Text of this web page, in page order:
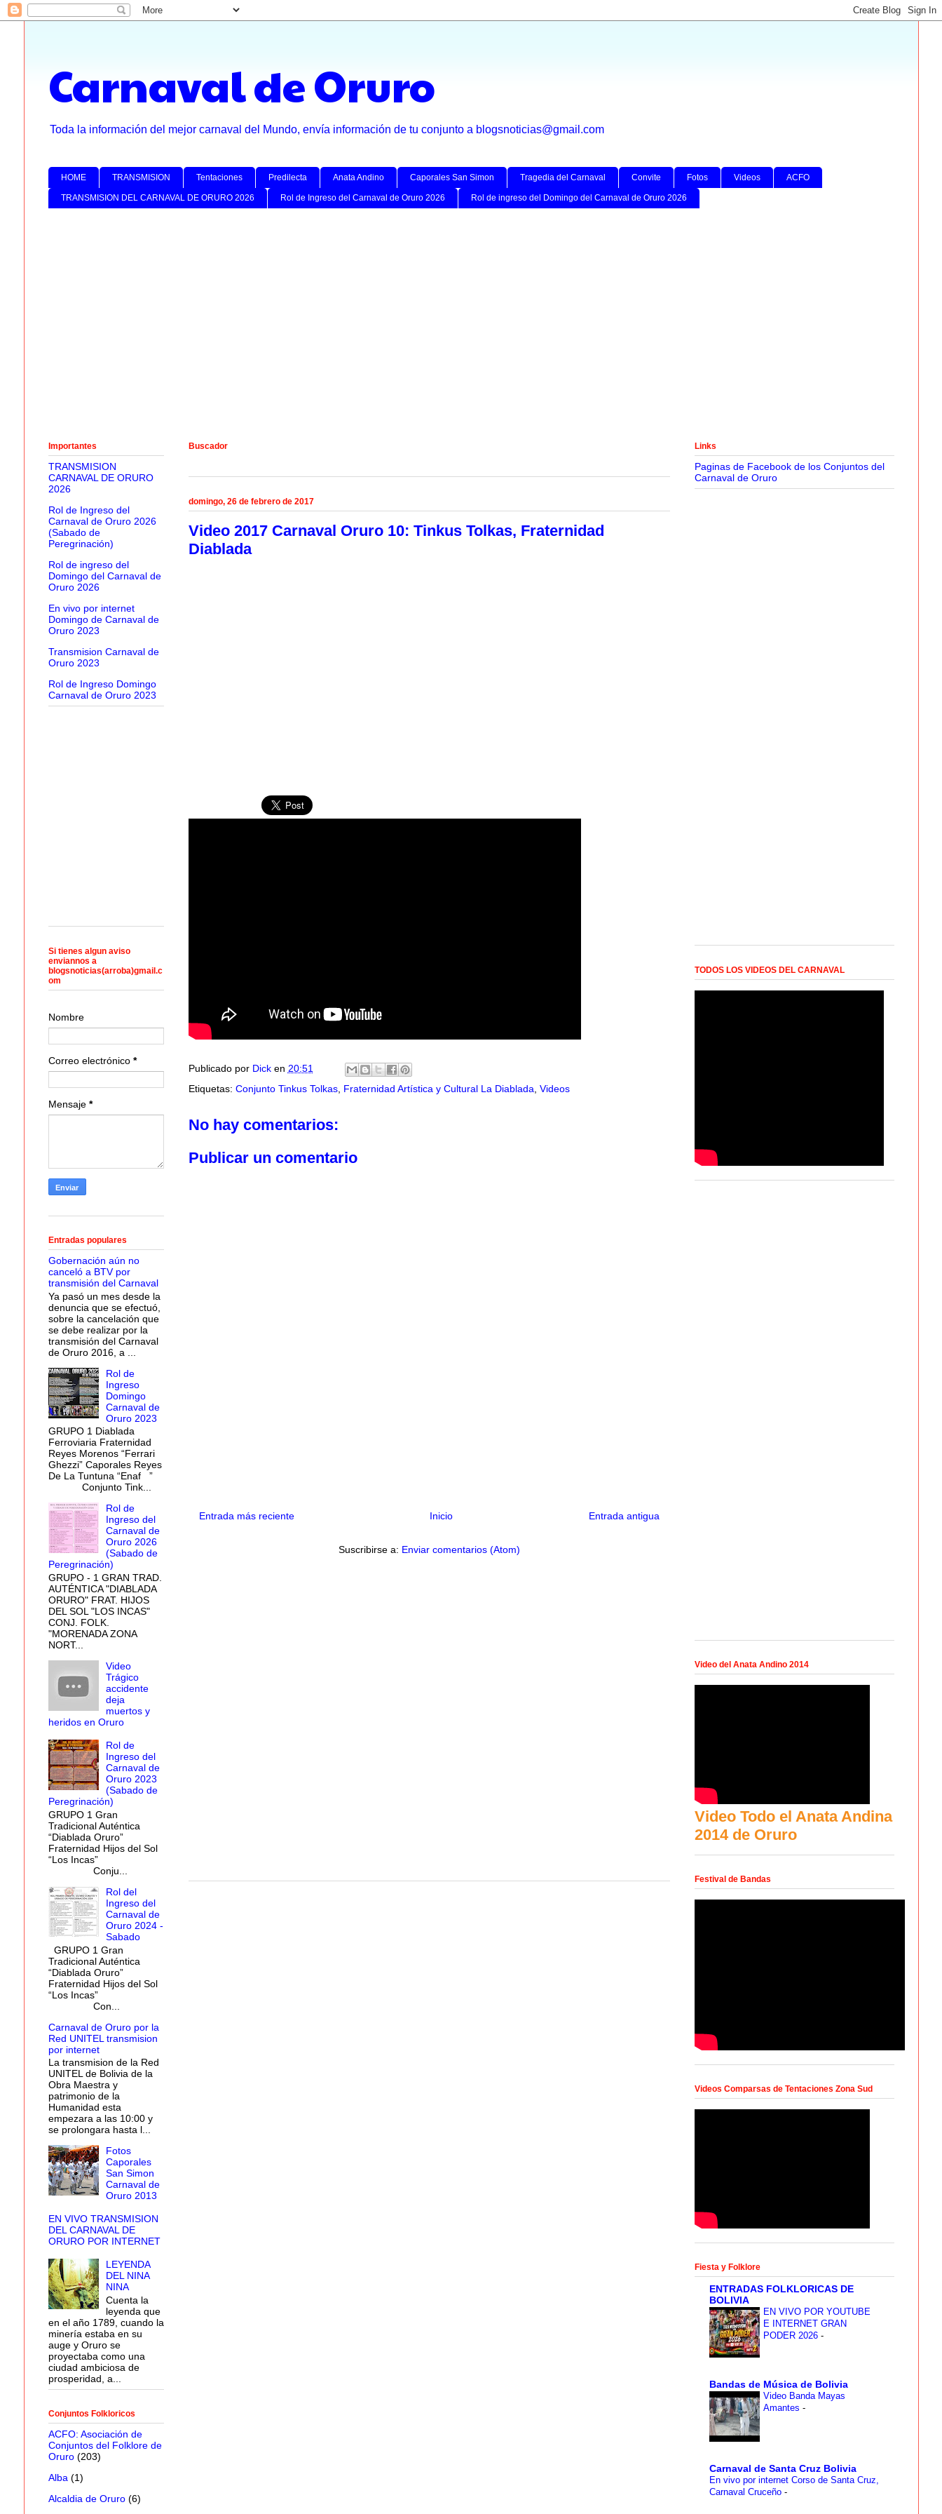
Carnaval de Oruro
Toda la información del mejor carnaval del Mundo, envía información de tu conjunto a blogsnoticias@gmail.com
HOME TRANSMISION Tentaciones Predilecta Anata Andino Caporales San Simon Tragedia del Carnaval Convite Fotos Videos ACFO
TRANSMISION DEL CARNAVAL DE ORURO 2026 Rol de Ingreso del Carnaval de Oruro 2026 Rol de ingreso del Domingo del Carnaval de Oruro 2026
Buscador
domingo, 26 de febrero de 2017
Video 2017 Carnaval Oruro 10: Tinkus Tolkas, Fraternidad
Diablada
Publicado por Dick en 20:51
Etiquetas: Conjunto Tinkus Tolkas, Fraternidad Artística y Cultural La Diablada Videos
No hay comentarios:
Publicar un comentario
Entrada más reciente Entrada antigua
Inicio
Suscribirse a: Enviar comentarios (Atom)
Importantes
TRANSMISION
CARNAVAL DE ORURO
2026
Rol de Ingreso del
Carnaval de Oruro 2026
(Sabado de
Peregrinación)
Rol de ingreso del
Domingo del Carnaval de
Oruro 2026
En vivo por internet
Domingo de Carnaval de
Oruro 2023
Transmision Carnaval de
Oruro 2023
Rol de Ingreso Domingo
Carnaval de Oruro 2023
Si tienes algun aviso
enviannos a
blogsnoticias(arroba)gmail.c
om
Nombre
Correo electrónico *
Mensaje *
Entradas populares
Gobernación aún no
canceló a BTV por
transmisión del Carnaval
Ya pasó un mes desde la
denuncia que se efectuó,
sobre la cancelación que
se debe realizar por la
transmisión del Carnaval
de Oruro 2016, a ...
Rol de
Ingreso
Domingo
Carnaval de
Oruro 2023
GRUPO 1 Diablada
Ferroviaria Fraternidad
Reyes Morenos “Ferrari
Ghezzi” Caporales Reyes
De La Tuntuna “Enaf ”
Conjunto Tink...
Rol de
Ingreso del
Carnaval de
Oruro 2026
(Sabado de
Peregrinación)
GRUPO - 1 GRAN TRAD.
AUTÉNTICA "DIABLADA
ORURO" FRAT. HIJOS
DEL SOL "LOS INCAS"
CONJ. FOLK.
"MORENADA ZONA
NORT...
Video
Trágico
accidente
deja
muertos y
heridos en Oruro
Rol de
Ingreso del
Carnaval de
Oruro 2023
(Sabado de
Peregrinación)
GRUPO 1 Gran
Tradicional Auténtica
“Diablada Oruro”
Fraternidad Hijos del Sol
“Los Incas”
Conju...
Rol del
Ingreso del
Carnaval de
Oruro 2024 -
Sabado
GRUPO 1 Gran
Tradicional Auténtica
“Diablada Oruro”
Fraternidad Hijos del Sol
“Los Incas”
Con...
Carnaval de Oruro por la
Red UNITEL transmision
por internet
La transmision de la Red
UNITEL de Bolivia de la
Obra Maestra y
patrimonio de la
Humanidad esta
empezara a las 10:00 y
se prolongara hasta l...
Fotos
Caporales
San Simon
Carnaval de
Oruro 2013
EN VIVO TRANSMISION
DEL CARNAVAL DE
ORURO POR INTERNET
LEYENDA
DEL NINA
NINA
Cuenta la
leyenda que
en el año 1789, cuando la
minería estaba en su
auge y Oruro se
proyectaba como una
ciudad ambiciosa de
prosperidad, a...
Conjuntos Folkloricos
ACFO: Asociación de
Conjuntos del Folklore de
Oruro (203)
Alba (1)
Alcaldia de Oruro (6)
Links
Paginas de Facebook de los Conjuntos del
Carnaval de Oruro
TODOS LOS VIDEOS DEL CARNAVAL
Video del Anata Andino 2014
Video Todo el Anata Andina
2014 de Oruro
Festival de Bandas
Videos Comparsas de Tentaciones Zona Sud
Fiesta y Folklore
ENTRADAS FOLKLORICAS DE
BOLIVIA
EN VIVO POR YOUTUBE
E INTERNET GRAN
PODER 2026 -
Bandas de Música de Bolivia
Video Banda Mayas
Amantes -
Carnaval de Santa Cruz Bolivia
En vivo por internet Corso de Santa Cruz,
Carnaval Cruceño -